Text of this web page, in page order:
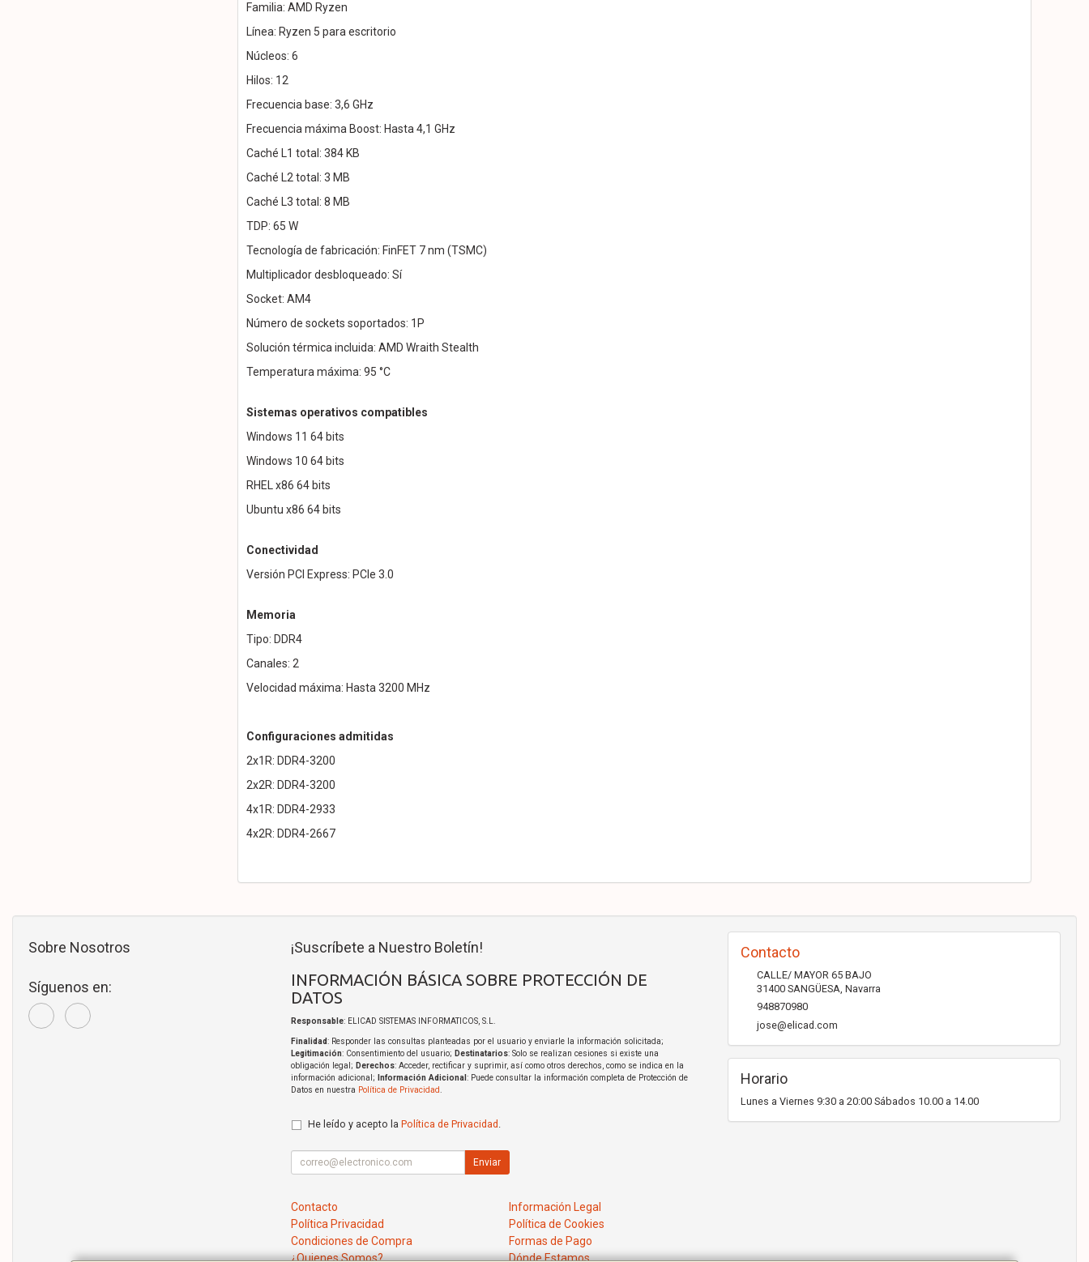
Familia: AMD Ryzen
Línea: Ryzen 5 para escritorio
Núcleos: 6
Hilos: 12
Frecuencia base: 3,6 GHz
Frecuencia máxima Boost: Hasta 4,1 GHz
Caché L1 total: 384 KB
Caché L2 total: 3 MB
Caché L3 total: 8 MB
TDP: 65 W
Tecnología de fabricación: FinFET 7 nm (TSMC)
Multiplicador desbloqueado: Sí
Socket: AM4
Número de sockets soportados: 1P
Solución térmica incluida: AMD Wraith Stealth
Temperatura máxima: 95 °C
Sistemas operativos compatibles
Windows 11 64 bits
Windows 10 64 bits
RHEL x86 64 bits
Ubuntu x86 64 bits
Conectividad
Versión PCI Express: PCIe 3.0
Memoria
Tipo: DDR4
Canales: 2
Velocidad máxima: Hasta 3200 MHz
Configuraciones admitidas
2x1R: DDR4-3200
2x2R: DDR4-3200
4x1R: DDR4-2933
4x2R: DDR4-2667
Sobre Nosotros
Síguenos en:
¡Suscríbete a Nuestro Boletín!
INFORMACIÓN BÁSICA SOBRE PROTECCIÓN DE
DATOS
Responsable: ELICAD SISTEMAS INFORMATICOS, S.L.
Finalidad: Responder las consultas planteadas por el usuario y enviarle la información solicitada;
Legitimación: Consentimiento del usuario; Destinatarios: Solo se realizan cesiones si existe una
obligación legal; Derechos: Acceder, rectificar y suprimir, así como otros derechos, como se indica en la
información adicional;
Información Adicional : Puede consultar la información completa de Protección de
Datos en nuestra Política de Privacidad.
He leído y acepto la Política de Privacidad .
Enviar
Contacto
Información Legal
Política Privacidad
Política de Cookies
Condiciones de Compra
Formas de Pago
¿Quienes Somos?
Dónde Estamos
Contacto
CALLE/ MAYOR 65 BAJO
31400 SANGÜESA, Navarra
948870980
jose@elicad.com
Horario
Lunes a Viernes 9:30 a 20:00 Sábados 10.00 a 14.00